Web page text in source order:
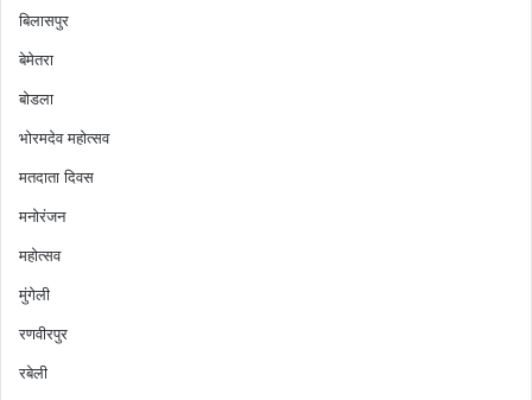
बिलासपुर
बेमेतरा
बोडला
भोरमदेव महोत्सव
मतदाता दिवस
मनोरंजन
महोत्सव
मुंगेली
रणवीरपुर
रबेली